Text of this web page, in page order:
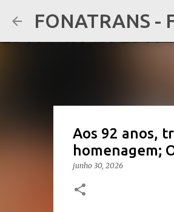
FONATRANS
Aos 92 anos,
homenagem;
junho 30, 2026